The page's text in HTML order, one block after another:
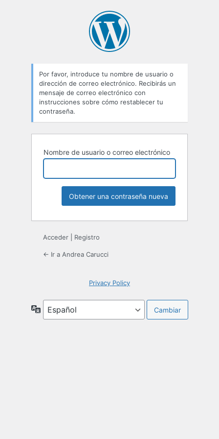
Por favor, introduce tu nombre de usuario o
dirección de correo electrónico. Recibirás un
mensaje de correo electrónico con
instrucciones sobre cómo restablecer tu
contraseña.
Nombre de usuario o correo electrónico
Acceder Registro
← Ir a Andrea Carucci
Privacy Policy
Idioma